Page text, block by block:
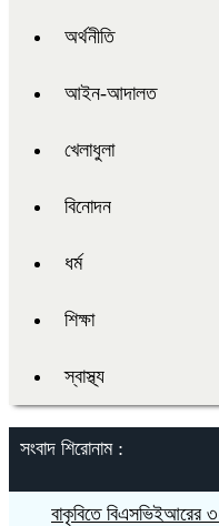
অর্থনীতি
আইন-আদালত
খেলাধুলা
বিনোদন
ধর্ম
শিক্ষা
স্বাস্থ্য
সংবাদ শিরোনাম :
বাকৃবিতে বিএসভিইআরের